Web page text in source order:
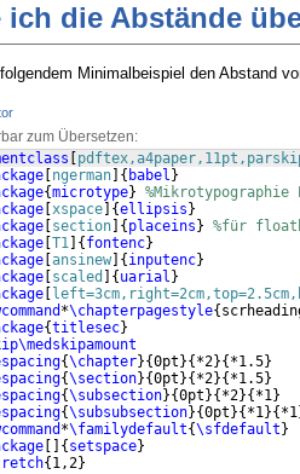
ich die Abstände
Minimalbeispiel den Abstand
zum Übersetzen:
ngerman { babel }
{microtype}
xspace {ellipsis }
section { placeins } %für
T1 { fontenc}
ansinew { inputenc}
scaled { uarial }
*\chapterpagestyle{
{titlesec}
{\chapter}{0pt }{ *2}{ *1.5}
{\section}{0pt }{ *2}{ *1.5}
{\subsection}{0pt }{ *2}{ *1}
{\subsubsection}{0pt }{ *1}{ *1
*\familydefault{\sfdefault }
{ setspace}
{ 1,2}